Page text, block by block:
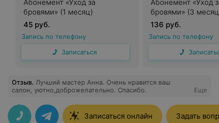
Абонемент «Уход за
бровями» (1 месяц)
45 руб.
Запись по телефону
Записаться
Абонемент «Уход
бровями» (3
136 руб.
Запись по телефону
Отзыв. Лучший мастер Анна. Очень нравится ваш
салон, уютно,доброжелательно. Спасибо.
Еще
Записаться онлайн Задать